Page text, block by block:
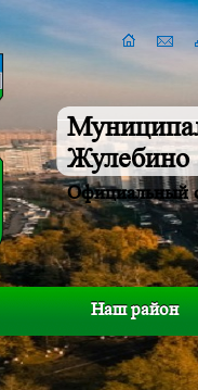
Жулебино
Официальный
Наш район